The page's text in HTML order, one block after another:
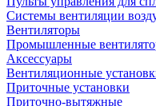
Системы вентиляции
Вентиляторы
Промышленные
Аксессуары
Вентиляционные
Приточные установки
Приточно-вытяжные